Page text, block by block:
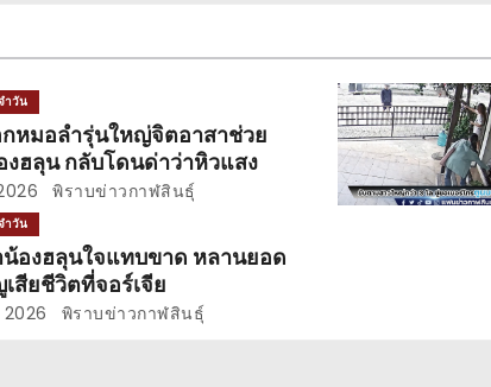
ำวัน
กหมอลำรุ่นใหญ่จิตอาสาช่วย
งฮลุน กลับโดนด่าว่าหิวแสง
พิราบข่าวกาฬสินธุ์
ำวัน
องฮลุนใจแทบขาด หลานยอด
สียชีวิตที่จอร์เจีย
2026 พิราบข่าวกาฬสินธุ์